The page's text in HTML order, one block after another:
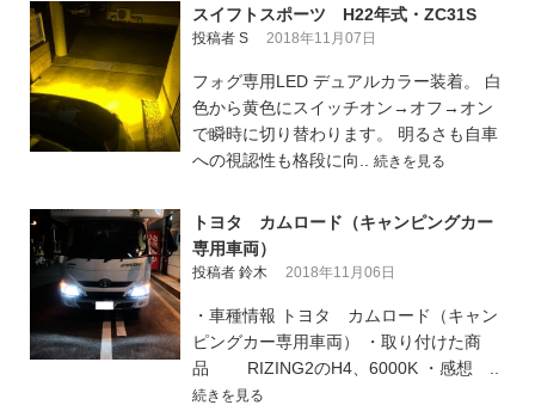
スイフトスポーツ H22年式・ZC31S
投稿者 S 2018年11月07日
フォグ専用LED デュアルカラー装着。 白
色から黄色にスイッチオン→オフ→オン
で瞬時に切り替わります。 明るさも自車
への視認性も格段に向.. 続きを見る
トヨタ カムロード（キャンピングカー
専用車両）
投稿者 鈴木 2018年11月06日
・車種情報 トヨタ カムロード（キャン
ピングカー専用車両） ・取り付けた商
品 RIZING2のH4、6000K ・感想 ..
続きを見る